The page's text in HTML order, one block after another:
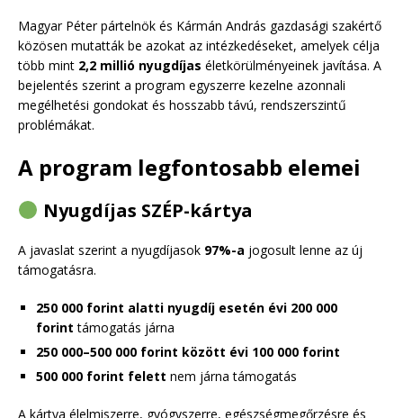
Magyar Péter pártelnök és Kármán András gazdasági szakértő
közösen mutatták be azokat az intézkedéseket, amelyek célja
több mint 2,2 millió nyugdíjas életkörülményeinek javítása. A
bejelentés szerint a program egyszerre kezelne azonnali
megélhetési gondokat és hosszabb távú, rendszerszintű
problémákat.
A program legfontosabb elemei
Nyugdíjas SZÉP-kártya
A javaslat szerint a nyugdíjasok 97%-a jogosult lenne az új
támogatásra.
250 000 forint alatti nyugdíj esetén évi 200 000
forint támogatás járna
250 000–500 000 forint között évi 100 000 forint
500 000 forint felett nem járna támogatás
A kártya élelmiszerre, gyógyszerre, egészségmegőrzésre és